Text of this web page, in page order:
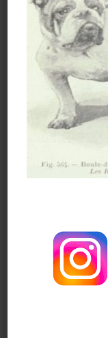
Bu tutkuyu
duydugum
Bakanlığı